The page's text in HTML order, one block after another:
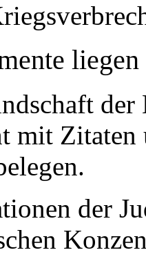
liegen
mit Zitaten
der